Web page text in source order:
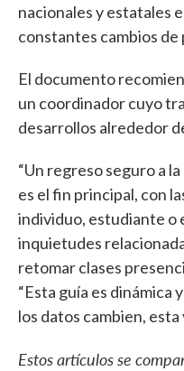
nacionales y estatales
constantes cambios de
El documento
un coordinador cuyo
desarrollos alrededor
“Un regreso seguro a
es el fin principal, con
individuo, estudiante o
inquietudes
retomar clases
“Esta guía es dinámica
los datos cambien,
Estos artículos se